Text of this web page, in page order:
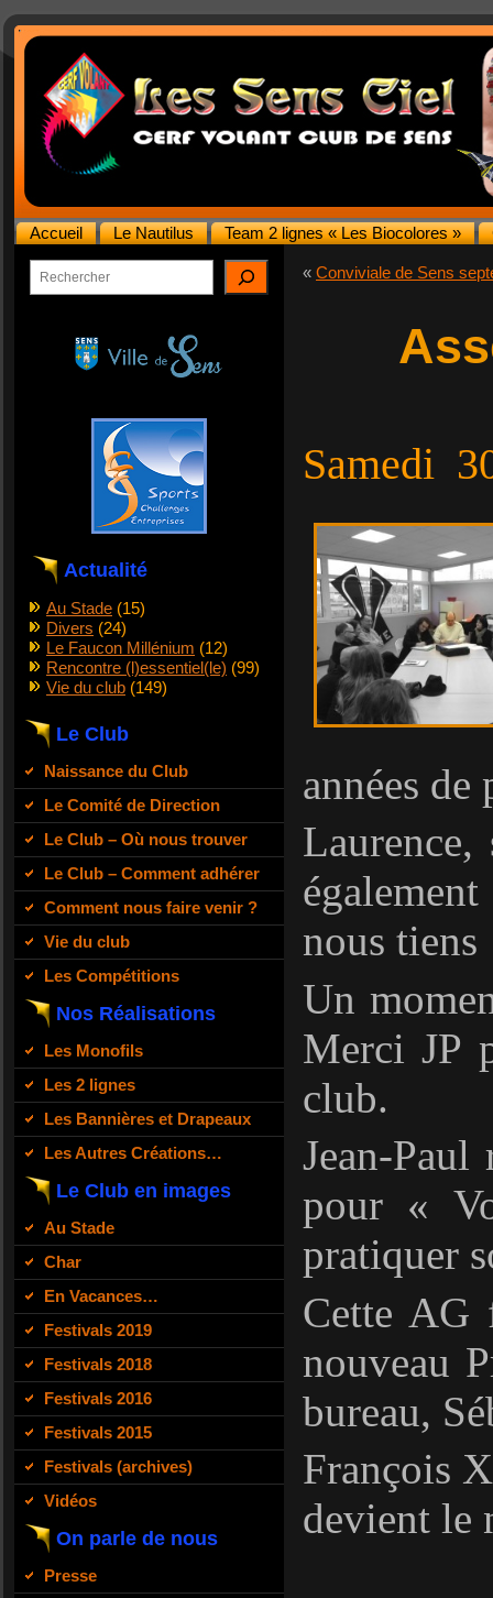
Accueil Le Nautilus Team 2 lignes « Les Biocolores »
Rechercher
Actualité
Au Stade (15)
Divers (24)
Le Faucon Millénium (12)
Rencontre (l)essentiel(le) (99)
Vie du club (149)
Le Club
Naissance du Club
Le Comité de Direction
Le Club – Où nous trouver
Le Club – Comment adhérer
Comment nous faire venir ?
Vie du club
Les Compétitions
Nos Réalisations
Les Monofils
Les 2 lignes
Les Bannières et Drapeaux
Les Autres Créations…
Le Club en images
Au Stade
Char
En Vacances…
Festivals 2019
Festivals 2018
Festivals 2016
Festivals 2015
Festivals (archives)
Vidéos
On parle de nous
Presse
« Conviviale de Sens
Samedi
années
nous tiens
Un
Merci JP
club.
Jean-
pour «
pratiquer
Cette AG
nouveau
bureau,
François
devient le